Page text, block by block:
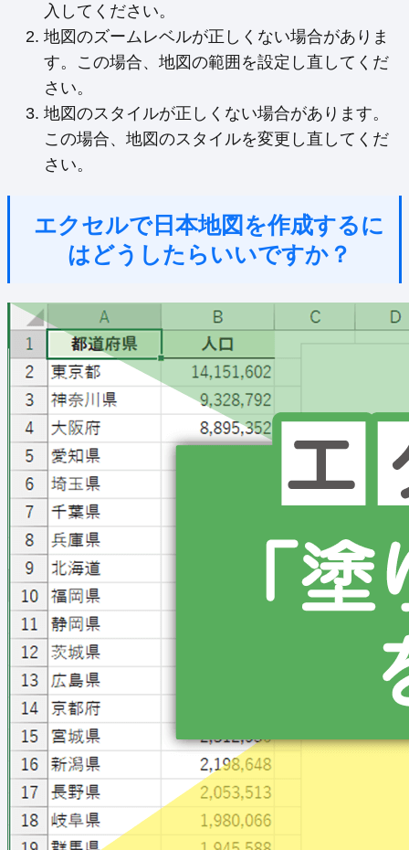
入してください。
地図のズームレベルが正しくない場合がありま
す。この場合、地図の範囲を設定し直してくだ
さい。
地図のスタイルが正しくない場合があります。
この場合、地図のスタイルを変更し直してくだ
さい。
エクセルで日本地図を作成するに
はどうしたらいいですか？